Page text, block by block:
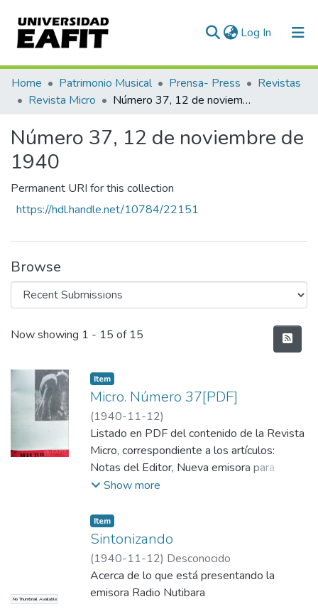
Log In (current)
Communities & Collections
All of DSpace
Statistics
Home Patrimonio Musical Prensa- Press
Revistas
Revista Micro
Número 37, 12 de noviembre de 1940
Número 37, 12 de noviembre de
1940
Permanent URI for this collection
https://hdl.handle.net/10784/22151
Browse
Recent Submissions
Now showing 1 - 15 of 15
Item
Micro. Número 37[PDF]
(1940-11-12)
Listado en PDF del contenido de la Revista
Micro, correspondiente a los artículos:
Notas del Editor, Nueva emisora para
Medellín, Critiquilla, Sintonizando, Estrellas y
Crucigrama No. 1, Micrófonos de Fuera, Es
muy Fácil Rectificar, Entrevista Frustrada,
Se dice, Comentarios Deportivos,
Cancionero, Tutti Frutti.
Show more
No Thumbnail Available
Item
Sintonizando
(1940-11-12) Desconocido
Acerca de lo que está presentando la
emisora Radio Nutibara